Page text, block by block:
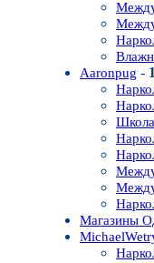
Aaronpug -
Магазины